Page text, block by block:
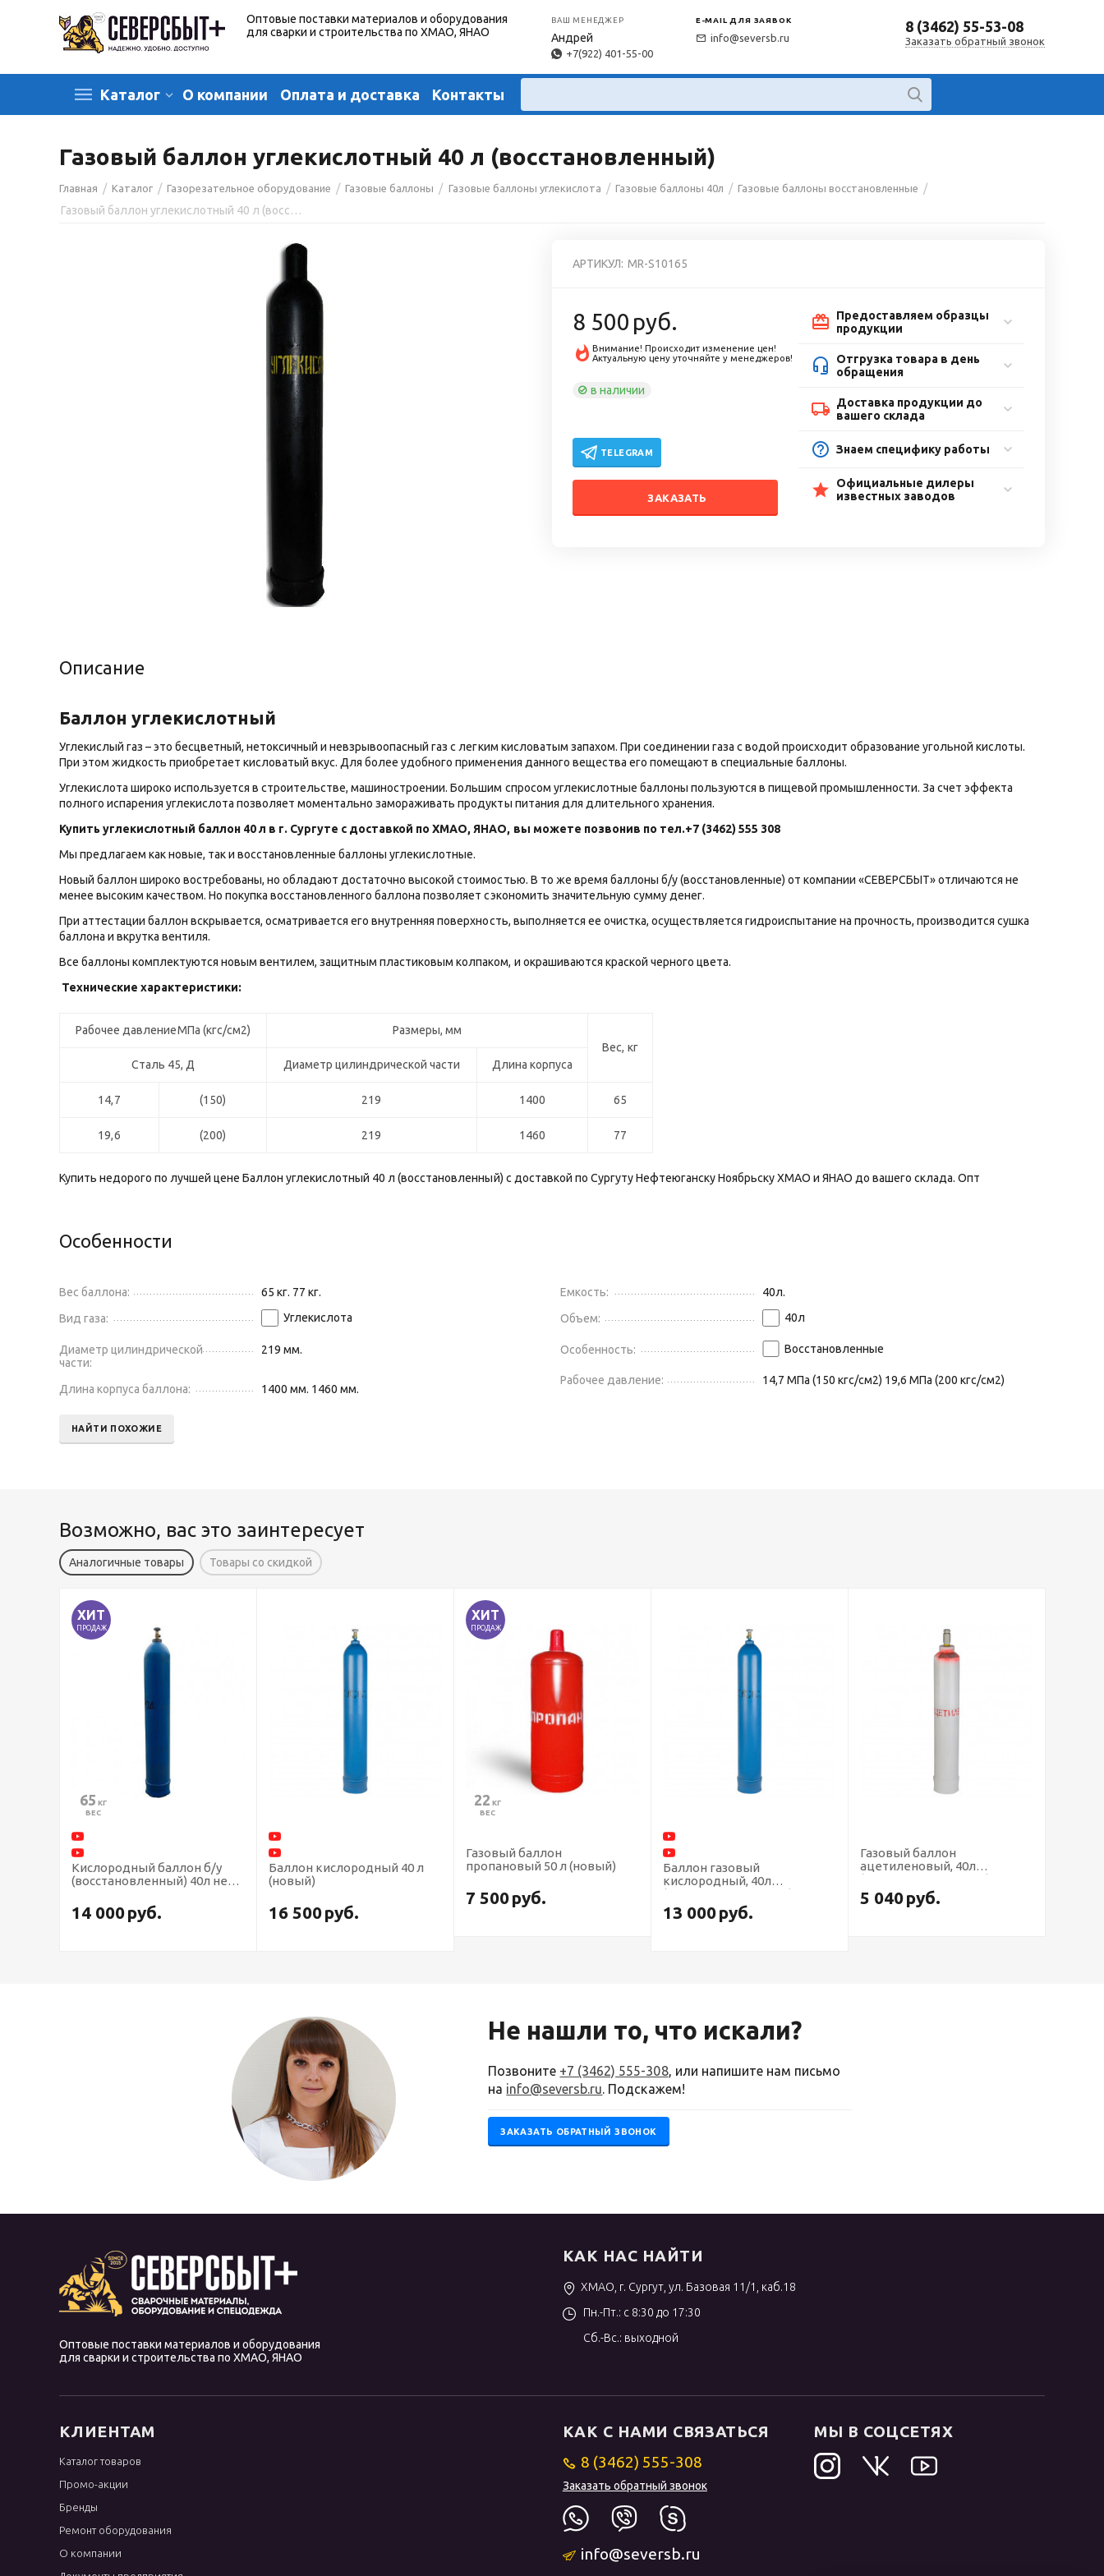
Оптовые поставки материалов и оборудования
для сварки и строительства по ХМАО, ЯНАО
ВАШ МЕНЕДЖЕР
Андрей
+7(922) 401-55-00
E-MAIL ДЛЯ ЗАЯВОК
info@seversb.ru
8 (3462) 55-53-08
Заказать обратный звонок
Каталог О компании Оплата и доставка Контакты
Газовый баллон углекислотный 40 л (восстановленный)
Главная / Каталог / Газорезательное оборудование / Газовые баллоны / Газовые баллоны углекислота / Газовые баллоны 40л / Газовые баллоны восстановленные /
Газовый баллон углекислотный 40 л (восстановленный)
АРТИКУЛ: MR-S10165
8 500 руб.
Внимание! Происходит изменение цен!
Актуальную цену уточняйте у менеджеров!
в наличии
TELEGRAM
ЗАКАЗАТЬ
Предоставляем образцы
продукции
Отгрузка товара в день
обращения
Доставка продукции до
вашего склада
Знаем специфику работы
Официальные дилеры
известных заводов
Описание
Баллон углекислотный
Углекислый газ – это бесцветный, нетоксичный и невзрывоопасный газ с легким кисловатым запахом. При соединении газа с водой происходит образование угольной кислоты.
При этом жидкость приобретает кисловатый вкус. Для более удобного применения данного вещества его помещают в специальные баллоны.
Углекислота широко используется в строительстве, машиностроении. Большим спросом углекислотные баллоны пользуются в пищевой промышленности. За счет эффекта
полного испарения углекислота позволяет моментально замораживать продукты питания для длительного хранения.
Купить углекислотный баллон 40 л в г. Сургуте с доставкой по ХМАО, ЯНАО, вы можете позвонив по тел.+7 (3462) 555 308
Мы предлагаем как новые, так и восстановленные баллоны углекислотные.
Новый баллон широко востребованы, но обладают достаточно высокой стоимостью. В то же время баллоны б/у (восстановленные) от компании «СЕВЕРСБЫТ» отличаются не
менее высоким качеством. Но покупка восстановленного баллона позволяет сэкономить значительную сумму денег.
При аттестации баллон вскрывается, осматривается его внутренняя поверхность, выполняется ее очистка, осуществляется гидроиспытание на прочность, производится сушка
баллона и вкрутка вентиля.
Все баллоны комплектуются новым вентилем, защитным пластиковым колпаком, и окрашиваются краской черного цвета.
Технические характеристики:
Рабочее давлениеМПа (кгс/см2)
Размеры, мм
Вес, кг
Сталь 45, Д
Диаметр цилиндрической части Длина корпуса
14,7 (150) 219 1400 65
19,6 (200) 219 1460 77
Купить недорого по лучшей цене Баллон углекислотный 40 л (восстановленный) с доставкой по Сургуту Нефтеюганску Ноябрьску ХМАО и ЯНАО до вашего склада. Опт
Особенности
Вес баллона:
65 кг. 77 кг.
Вид газа:
Углекислота
Диаметр цилиндрической
части:
219 мм.
Длина корпуса баллона: 1400 мм. 1460 мм.
Емкость:
40л.
Объем:
40л
Особенность: Восстановленные
Рабочее давление: 14,7 МПа (150 кгс/см2) 19,6 МПа (200 кгс/см2)
НАЙТИ ПОХОЖИЕ
Возможно, вас это заинтересует
Аналогичные товары Товары со скидкой
ХИТ
ПРОДАЖ
65 КГ
ВЕС
Кислородный баллон б/у
(восстановленный) 40л не
14 000руб.
Баллон кислородный 40 л
(новый)
16 500руб.
ХИТ
ПРОДАЖ
22 КГ
ВЕС
Газовый баллон
пропановый 50 л (новый)
7 500руб.
Баллон газовый
кислородный, 40л
(переаттестованный)
13 000руб.
Газовый баллон
ацетиленовый, 40л
(переаттестованный)
5 040руб.
Не нашли то, что искали?
Позвоните +7 (3462) 555-308, или напишите нам письмо
на info@seversb.ru. Подскажем!
ЗАКАЗАТЬ ОБРАТНЫЙ ЗВОНОК
Оптовые поставки материалов и оборудования
для сварки и строительства по ХМАО, ЯНАО
КАК НАС НАЙТИ
ХМАО, г. Сургут, ул. Базовая 11/1, каб.18
Пн.-Пт.: с 8:30 до 17:30
Сб.-Вс.: выходной
КЛИЕНТАМ
Каталог товаров
Промо-акции
Бренды
Ремонт оборудования
О компании
КАК С НАМИ СВЯЗАТЬСЯ
8 (3462) 555-308
Заказать обратный звонок
info@seversb.ru
МЫ В СОЦСЕТЯХ